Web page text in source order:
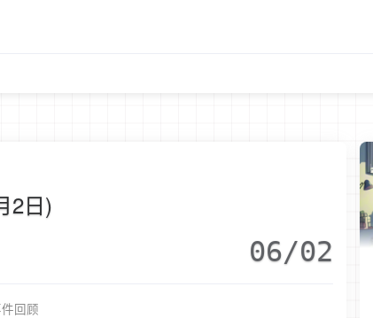
2日)
06/02
回顾